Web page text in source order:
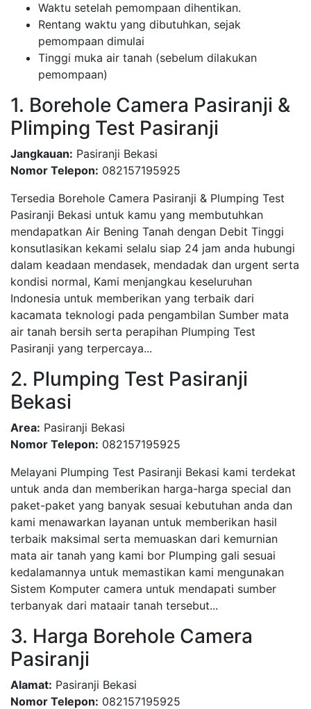
Waktu setelah pemompaan dihentikan.
Rentang waktu yang dibutuhkan, sejak
pemompaan dimulai
Tinggi muka air tanah (sebelum dilakukan
pemompaan)
1. Borehole Camera Pasiranji &
Plimping Test Pasiranji
Jangkauan: Pasiranji Bekasi
Nomor Telepon: 082157195925
Tersedia Borehole Camera Pasiranji & Plumping Test
Pasiranji Bekasi untuk kamu yang membutuhkan
mendapatkan Air Bening Tanah dengan Debit Tinggi
konsutlasikan kekami selalu siap 24 jam anda hubungi
dalam keadaan mendasek, mendadak dan urgent serta
kondisi normal, Kami menjangkau keseluruhan
Indonesia untuk memberikan yang terbaik dari
kacamata teknologi pada pengambilan Sumber mata
air tanah bersih serta perapihan Plumping Test
Pasiranji yang terpercaya...
2. Plumping Test Pasiranji
Bekasi
Area: Pasiranji Bekasi
Nomor Telepon: 082157195925
Melayani Plumping Test Pasiranji Bekasi kami terdekat
untuk anda dan memberikan harga-harga special dan
paket-paket yang banyak sesuai kebutuhan anda dan
kami menawarkan layanan untuk memberikan hasil
terbaik maksimal serta memuaskan dari kemurnian
mata air tanah yang kami bor Plumping gali sesuai
kedalamannya untuk memastikan kami mengunakan
Sistem Komputer camera untuk mendapati sumber
terbanyak dari mataair tanah tersebut...
3. Harga Borehole Camera
Pasiranji
Alamat: Pasiranji Bekasi
Nomor Telepon: 082157195925